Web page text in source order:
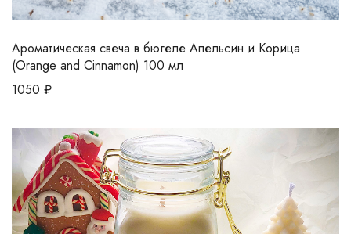
Ароматическая свеча в бюгеле Апельсин и Корица
(Orange and Cinnamon) 100 мл
1050 ₽